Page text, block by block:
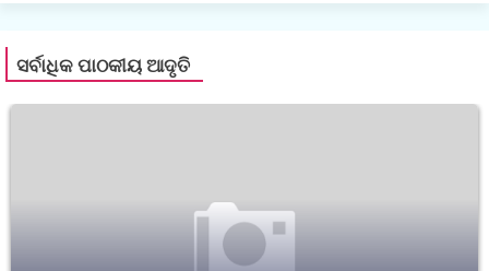
ସର୍ବାଧିକ ପାଠକୀୟ ଆଦୃତି